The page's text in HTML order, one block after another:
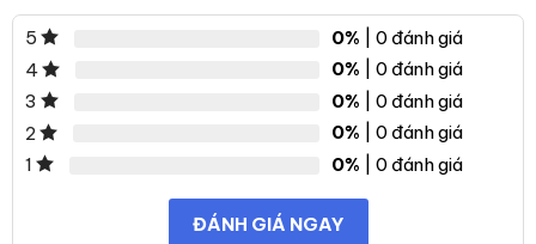
5 0% | 0 đánh giá
4
0% | 0 đánh giá
3
0% | 0 đánh giá
2
0% | 0 đánh giá
1
0% | 0 đánh giá
ĐÁNH GIÁ NGAY